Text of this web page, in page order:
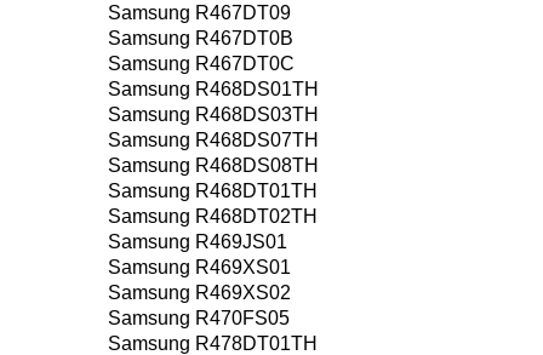
Samsung R467DT09
Samsung R467DT0B
Samsung R467DT0C
Samsung R468DS01TH
Samsung R468DS03TH
Samsung R468DS07TH
Samsung R468DS08TH
Samsung R468DT01TH
Samsung R468DT02TH
Samsung R469JS01
Samsung R469XS01
Samsung R469XS02
Samsung R470FS05
Samsung R478DT01TH